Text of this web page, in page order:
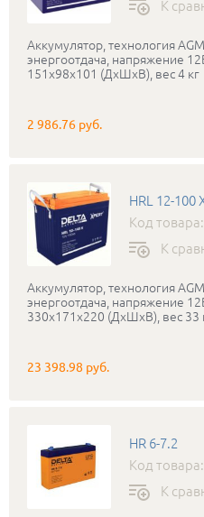
К
Аккумулятор, технология
энергоотдача, напряжение
151х98х101 (ДхШхВ), вес 4 кг
2 986.76 руб.
HRL 12-100
Код
К
Аккумулятор, технология
энергоотдача, напряжение
330х171х220 (ДхШхВ), вес 33
23 398.98 руб.
HR 6-7.2
Код
К